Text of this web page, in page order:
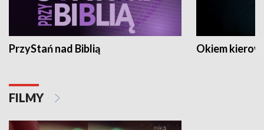
PrzyStań nad Biblią Okiem
FILMY